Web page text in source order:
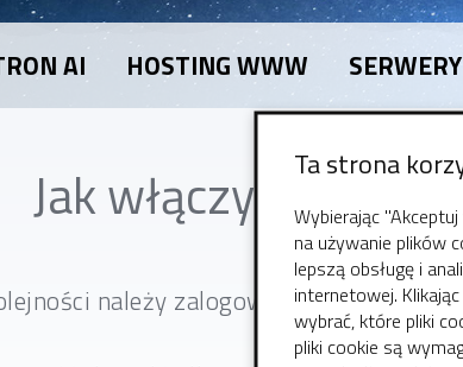
AI HOSTING WWW
Jak włączyć/
należy zalogować się do panelu
Ta strona
Wybierając
na używanie plików
lepszą obsługę i
internetowej.
wybrać, które pliki
pliki cookie są